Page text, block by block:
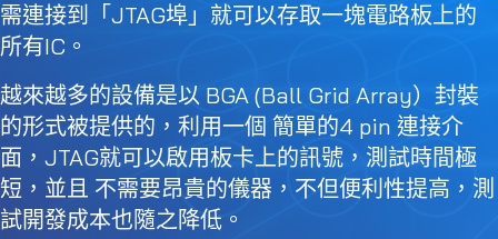
需連接到「JTAG埠」就可以存取⼀塊電路板上的
所有IC。
越來越多的設備是以 BGA (Ball Grid Array）封裝
的形式被提供的，利⽤⼀個 簡單的4 pin 連接介
⾯，JTAG就可以啟⽤板卡上的訊號，測試時間極
短，並且 不需要昂貴的儀器，不但便利性提⾼，測
試開發成本也隨之降低。